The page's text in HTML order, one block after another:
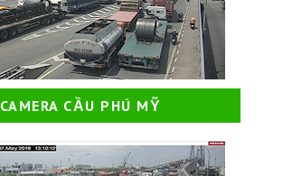
CAMERA CẦU PHÚ MỸ